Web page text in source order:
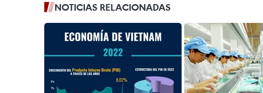
NOTICIAS RELACIONADAS